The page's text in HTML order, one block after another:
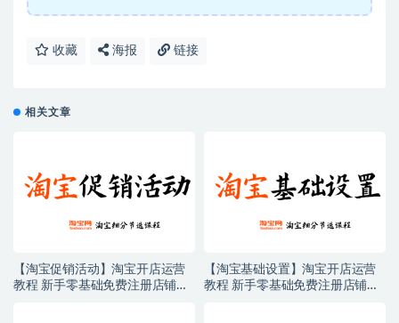
收藏 海报 链接
相关文章
【淘宝促销活动】淘宝开店运营
教程 新手零基础免费注册店铺开
【淘宝基础设置】淘宝开店运营
教程 新手零基础免费注册店铺开